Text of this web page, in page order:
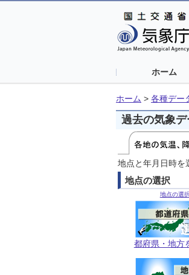
ホーム
ホーム > 各種デー
過去の気象
地点と年月日時を
地点の選択
地点の選
都府県・地方